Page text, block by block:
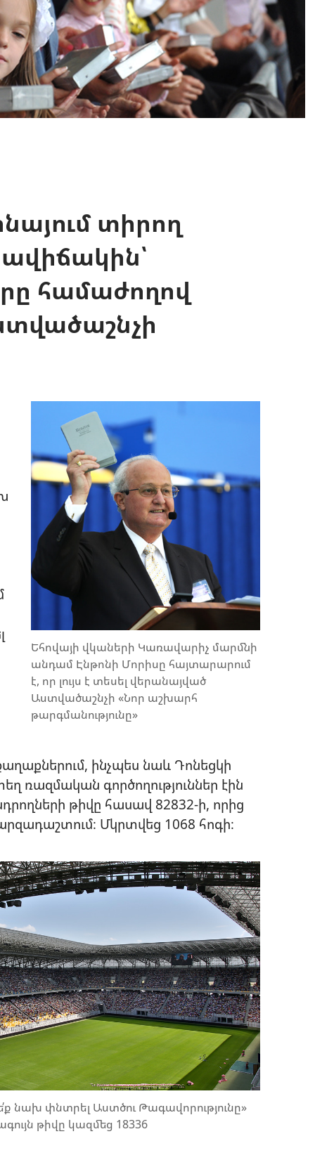
տիրող
համաժողով
Եհովայի վկաների Կառավարիչ մարմնի
անդամ Էնթոնի Մորիսը հայտարարում
է, որ լույս է տեսել վերանայված
Աստվածաշնչի «Նոր աշխարհ
թարգմանությունը»
ինչպես նաև Դոնեցկի
ռազմական գործողություններ էին
թիվը հասավ 82832-ի, որից
Մկրտվեց 1068 հոգի։
նախ փնտրել Աստծու Թագավորությունը»
թիվը կազմեց 18336